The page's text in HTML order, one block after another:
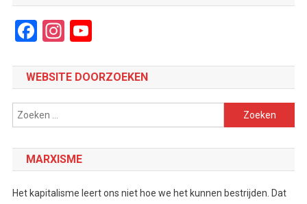
Facebook
Instagram
YouTube
WEBSITE DOORZOEKEN
Zoeken
naar:
MARXISME
Het kapitalisme leert ons niet hoe we het kunnen bestrijden. Dat